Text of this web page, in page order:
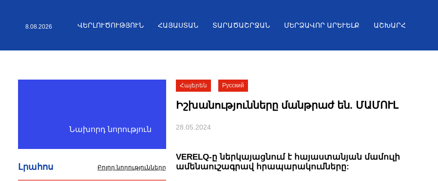
8.08.2026 ՎԵՐԼՈՒԾՈՒԹՅՈՒՆ ՀԱՅԱՍՏԱՆ ՏԱՐԱԾԱՇՐՋԱՆ ՄԵՐՁԱՎՈՐ ԱՐԵՒԵԼՔ ԱՇԽԱՐՀ
Նախորդ նորություն
Լրահոս Բոլոր նորությունները
Հայերեն Русский
Իշխանությունները մանթրաժ են. ՄԱՄՈՒԼ
28.05.2024
VERELQ-ը ներկայացնում է հայաստանյան մամուլի
ամենաուշագրավ հրապարակումները: